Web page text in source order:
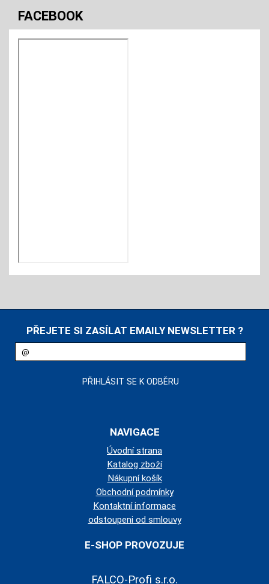
FACEBOOK
PŘEJETE SI ZASÍLAT EMAILY NEWSLETTER ?
NAVIGACE
Úvodní strana
Katalog zboží
Nákupní košík
Obchodní podmínky
Kontaktní informace
odstoupeni od smlouvy
E-SHOP PROVOZUJE
FALCO-Profi s.r.o.